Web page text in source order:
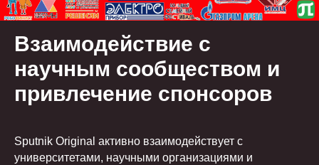
Взаимодействие с
научным сообществом и
привлечение спонсоров
Sputnik Original активно взаимодействует с
университетами, научными организациями и